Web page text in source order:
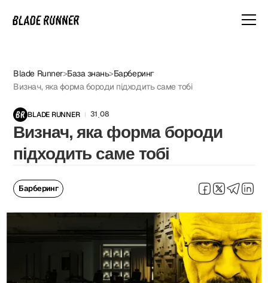
Blade Runner>База знань>Барберинг
Визнач, яка форма бороди підходить саме тобі
BLADE RUNNER 31 .08
Визнач, яка форма бороди
підходить саме тобі
Барберинг